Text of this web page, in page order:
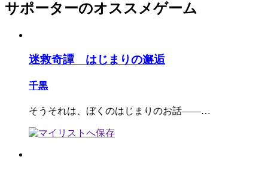
サポーターのオススメゲーム
迷救奇譚 はじまりの邂逅
千黒
そうそれは、ぼくのはじまりのお話――…